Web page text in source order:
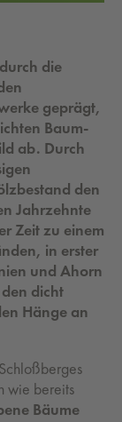
die
geprägt,
Baum-
ab. Durch
den
Jahrzehnte
Zeit zu einem
in erster
und Ahorn
dicht
Hänge an
wie bereits
Bäume